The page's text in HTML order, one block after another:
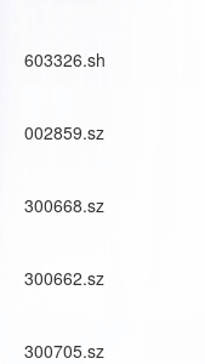
603326.sh
002859.sz
300668.sz
300662.sz
300705.sz